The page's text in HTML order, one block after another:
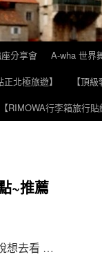
分享會 A-wha 世界
正北極旅遊】
【頂
【RIMOWA行李箱旅行貼
~推薦
想去看 …